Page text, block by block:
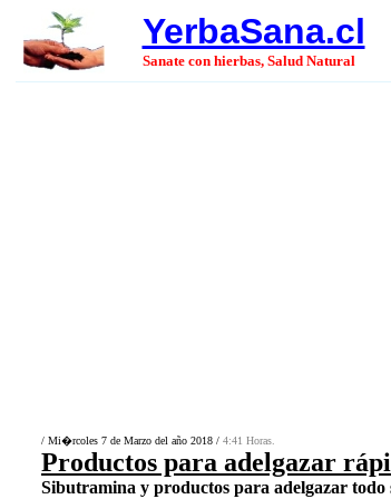
YerbaSana.cl
Sanate con hierbas, Salud Natural
/ Mi�rcoles 7 de Marzo del año 2018 / 4:41 Horas.
Productos para adelgazar
Sibutramina y productos para adelgazar todo